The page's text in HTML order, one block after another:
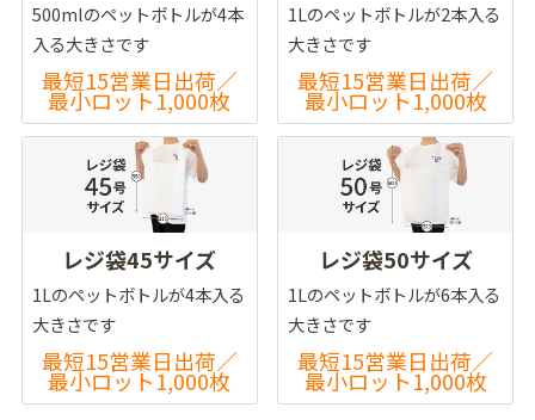
500mlのペットボトルが4本
入る大きさです
最短15営業日出荷／
最小ロット1,000枚
1Lのペットボトルが2本入る
大きさです
最短15営業日出荷／
最小ロット1,000枚
レジ袋45サイズ
1Lのペットボトルが4本入る
大きさです
最短15営業日出荷／
最小ロット1,000枚
レジ袋50サイズ
1Lのペットボトルが6本入る
大きさです
最短15営業日出荷／
最小ロット1,000枚